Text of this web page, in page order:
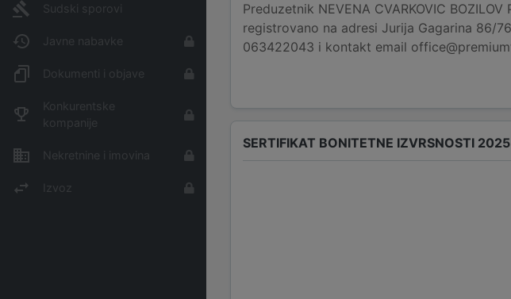
Sudski sporovi
Javne nabavke
Dokumenti i objave
Konkurentske
kompanije
Nekretnine i imovina
Izvoz
Preduzetnik NEVENA CVARKOVIC BOZILOV
registrovano na adresi Jurija Gagarina 86/
063422043 i kontakt email
SERTIFIKAT BONITETNE IZVRSNOSTI 2025